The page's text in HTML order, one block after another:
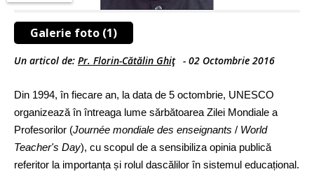
Galerie foto (1)
Un articol de: Pr. Florin-Cătălin Ghiţ - 02 Octombrie 2016
Din 1994, în fiecare an, la data de 5 octombrie, UNESCO
organizează în întreaga lume sărbătoarea Zilei Mondiale a
Profesorilor (Journée mondiale des enseignants / World
Teacher's Day), cu scopul de a sensibiliza opinia publică
referitor la importanța și rolul dascălilor în sistemul educațional.